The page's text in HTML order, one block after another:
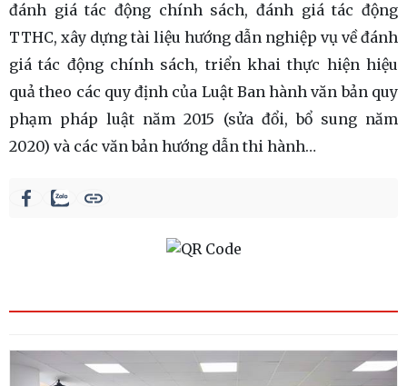
đánh giá tác động chính sách, đánh giá tác động
TTHC, xây dựng tài liệu hướng dẫn nghiệp vụ về đánh
giá tác động chính sách, triển khai thực hiện hiệu
quả theo các quy định của Luật Ban hành văn bản quy
phạm pháp luật năm 2015 (sửa đổi, bổ sung năm
2020) và các văn bản hướng dẫn thi hành…